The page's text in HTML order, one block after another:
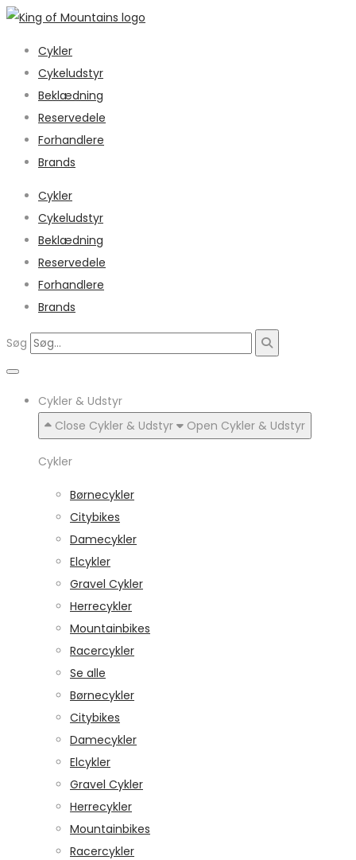
Cykler
Cykeludstyr
Beklædning
Reservedele
Forhandlere
Brands
Cykler
Cykeludstyr
Beklædning
Reservedele
Forhandlere
Brands
Søg
Cykler & Udstyr
Close Cykler & Udstyr
Open Cykler & Udstyr
Cykler
Børnecykler
Citybikes
Damecykler
Elcykler
Gravel Cykler
Herrecykler
Mountainbikes
Racercykler
Se alle
Børnecykler
Citybikes
Damecykler
Elcykler
Gravel Cykler
Herrecykler
Mountainbikes
Racercykler